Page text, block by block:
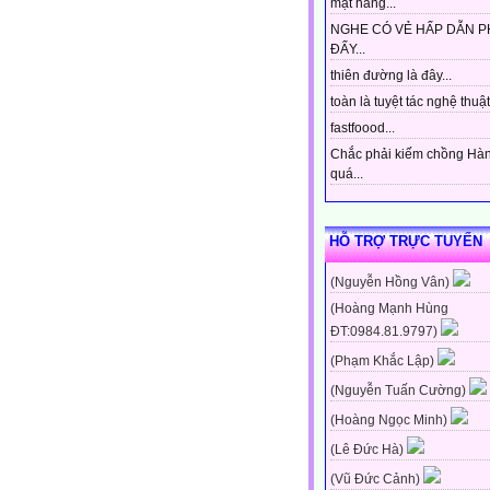
mặt hàng...
NGHE CÓ VẺ HẤP DẪN
ĐẤY...
thiên đường là đây...
toàn là tuyệt tác nghệ
fastfoood...
Chắc phải kiếm chồng
quá...
HỖ TRỢ TRỰC TUYẾN
(Nguyễn Hồng Vân)
(Hoàng Mạnh Hùng
ĐT:0984.81.9797)
(Phạm Khắc Lập)
(Nguyễn Tuấn Cường)
(Hoàng Ngọc Minh)
(Lê Đức Hà)
(Vũ Đức Cảnh)